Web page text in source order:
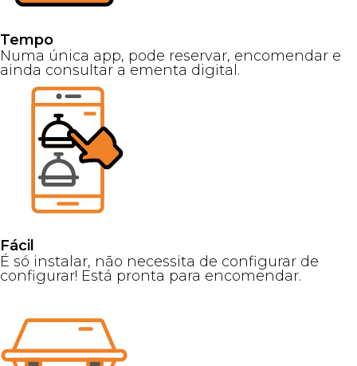
Tempo
Numa única app, pode reservar, encomendar e
ainda consultar a ementa digital.
Fácil
É só instalar, não necessita de configurar de
configurar! Está pronta para encomendar.